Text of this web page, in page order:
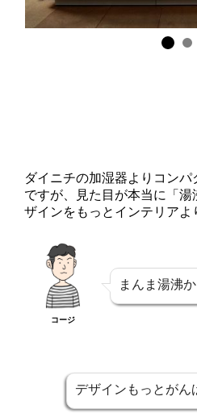
ダイニチの加湿器よりコン
ですが、見た目が本当に「
ザインをもっとインテリアよ
コージ
まんま湯沸
デザインもっとがん